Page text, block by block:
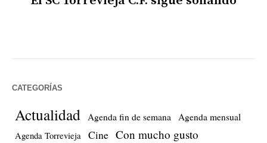
CATEGORÍAS
Actualidad Agenda fin de semana Agenda mensual
Agenda Torrevieja Cine Con mucho gusto